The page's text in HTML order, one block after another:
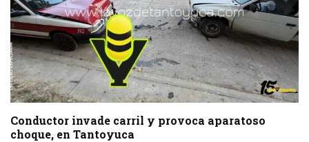
Conductor invade carril y provoca aparatoso
choque, en Tantoyuca